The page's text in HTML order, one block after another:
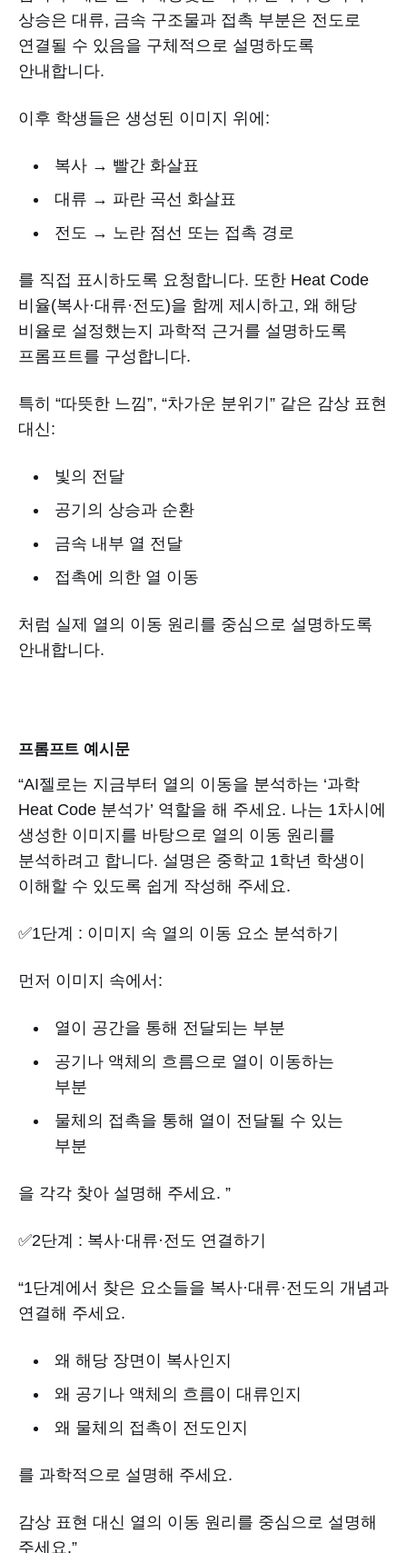
상승은 대류, 금속 구조물과 접촉 부분은 전도로
연결될 수 있음을 구체적으로 설명하도록
안내합니다.
이후 학생들은 생성된 이미지 위에:
복사 → 빨간 화살표
대류 → 파란 곡선 화살표
전도 → 노란 점선 또는 접촉 경로
를 직접 표시하도록 요청합니다. 또한 Heat Code
비율(복사·대류·전도)을 함께 제시하고, 왜 해당
비율로 설정했는지 과학적 근거를 설명하도록
프롬프트를 구성합니다.
특히 “따뜻한 느낌”, “차가운 분위기” 같은 감상 표현
대신:
빛의 전달
공기의 상승과 순환
금속 내부 열 전달
접촉에 의한 열 이동
처럼 실제 열의 이동 원리를 중심으로 설명하도록
안내합니다.
프롬프트 예시문
“AI젤로는 지금부터 열의 이동을 분석하는 ‘과학
Heat Code 분석가’ 역할을 해 주세요. 나는 1차시에
생성한 이미지를 바탕으로 열의 이동 원리를
분석하려고 합니다. 설명은 중학교 1학년 학생이
이해할 수 있도록 쉽게 작성해 주세요.
✅1단계 : 이미지 속 열의 이동 요소 분석하기
먼저 이미지 속에서:
열이 공간을 통해 전달되는 부분
공기나 액체의 흐름으로 열이 이동하는
부분
물체의 접촉을 통해 열이 전달될 수 있는
부분
을 각각 찾아 설명해 주세요. ”
✅2단계 : 복사·대류·전도 연결하기
“1단계에서 찾은 요소들을 복사·대류·전도의 개념과
연결해 주세요.
왜 해당 장면이 복사인지
왜 공기나 액체의 흐름이 대류인지
왜 물체의 접촉이 전도인지
를 과학적으로 설명해 주세요.
감상 표현 대신 열의 이동 원리를 중심으로 설명해
주세요.”